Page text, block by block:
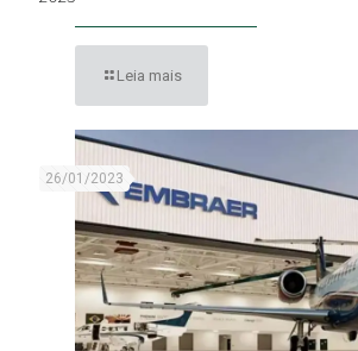
Leia mais
26/01/2023